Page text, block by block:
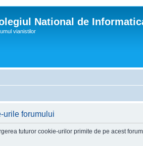
National de
vianistilor
urile forumului
tuturor cookie-urilor primite de pe acest